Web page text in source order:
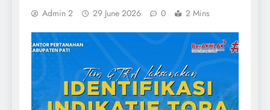
Admin 2 29 June 2026 0 2 Mins